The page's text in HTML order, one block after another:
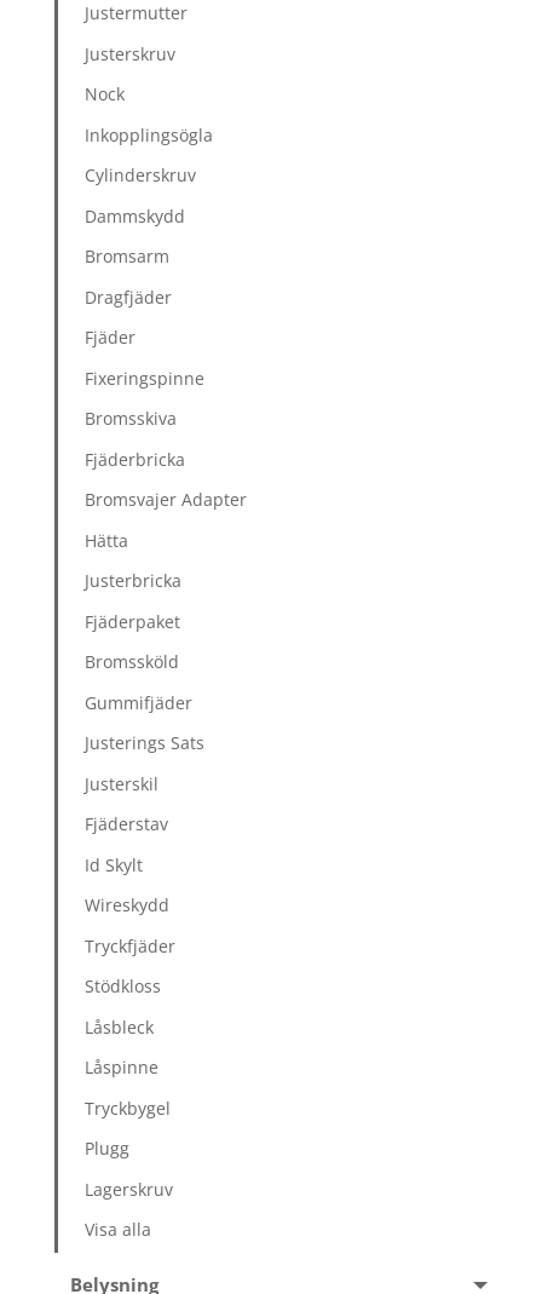
Justermutter
Justerskruv
Nock
Inkopplingsögla
Cylinderskruv
Dammskydd
Bromsarm
Dragfjäder
Fjäder
Fixeringspinne
Bromsskiva
Fjäderbricka
Bromsvajer Adapter
Hätta
Justerbricka
Fjäderpaket
Bromssköld
Gummifjäder
Justerings Sats
Justerskil
Fjäderstav
Id Skylt
Wireskydd
Tryckfjäder
Stödkloss
Låsbleck
Låspinne
Tryckbygel
Plugg
Lagerskruv
Visa alla
Belysning